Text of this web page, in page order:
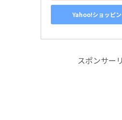
Yahoo!ショッピ
スポンサー